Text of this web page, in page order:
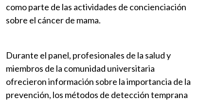
como parte de las actividades de concienciación
sobre el cáncer de mama.
Durante el panel, profesionales de la salud y
miembros de la comunidad universitaria
ofrecieron información sobre la importancia de la
prevención, los métodos de detección temprana